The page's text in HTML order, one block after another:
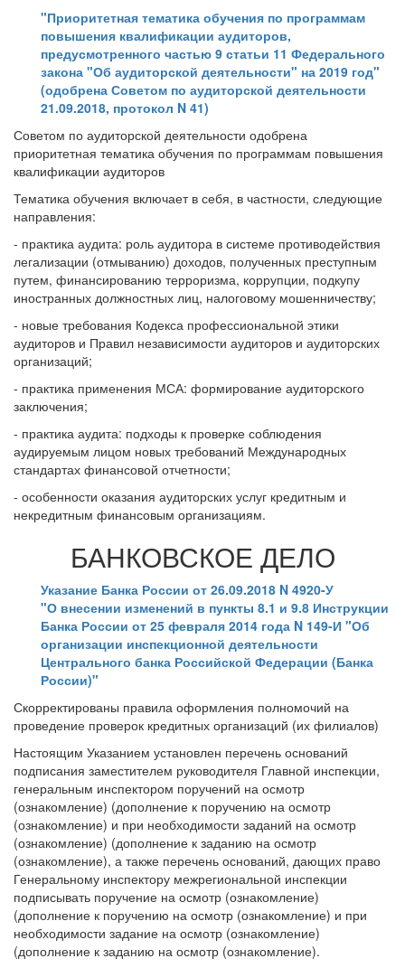
"Приоритетная тематика обучения по программам
повышения квалификации аудиторов,
предусмотренного частью 9 статьи 11 Федерального
закона "Об аудиторской деятельности" на 2019 год"
(одобрена Советом по аудиторской деятельности
21.09.2018, протокол N 41)
Советом по аудиторской деятельности одобрена
приоритетная тематика обучения по программам повышения
квалификации аудиторов
Тематика обучения включает в себя, в частности, следующие
направления:
- практика аудита: роль аудитора в системе противодействия
легализации (отмыванию) доходов, полученных преступным
путем, финансированию терроризма, коррупции, подкупу
иностранных должностных лиц, налоговому мошенничеству;
- новые требования Кодекса профессиональной этики
аудиторов и Правил независимости аудиторов и аудиторских
организаций;
- практика применения МСА: формирование аудиторского
заключения;
- практика аудита: подходы к проверке соблюдения
аудируемым лицом новых требований Международных
стандартах финансовой отчетности;
- особенности оказания аудиторских услуг кредитным и
некредитным финансовым организациям.
БАНКОВСКОЕ ДЕЛО
Указание Банка России от 26.09.2018 N 4920-У
"О внесении изменений в пункты 8.1 и 9.8 Инструкции
Банка России от 25 февраля 2014 года N 149-И "Об
организации инспекционной деятельности
Центрального банка Российской Федерации (Банка
России)"
Скорректированы правила оформления полномочий на
проведение проверок кредитных организаций (их филиалов)
Настоящим Указанием установлен перечень оснований
подписания заместителем руководителя Главной инспекции,
генеральным инспектором поручений на осмотр
(ознакомление) (дополнение к поручению на осмотр
(ознакомление) и при необходимости заданий на осмотр
(ознакомление) (дополнение к заданию на осмотр
(ознакомление), а также перечень оснований, дающих право
Генеральному инспектору межрегиональной инспекции
подписывать поручение на осмотр (ознакомление)
(дополнение к поручению на осмотр (ознакомление) и при
необходимости задание на осмотр (ознакомление)
(дополнение к заданию на осмотр (ознакомление).